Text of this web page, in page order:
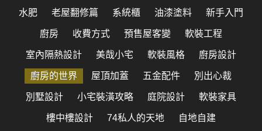
水肥 老屋翻修篇 系統櫃 油漆塗料 新手入門
廚房 收費方式 預售屋客變 軟裝工程
室內隔熱設計 美哉小宅 軟裝風格 廚房設計
廚房的世界 屋頂加蓋 五金配件 別出心裁
別墅設計 小宅裝潢攻略 庭院設計 軟裝家具
樓中樓設計 74私人的天地 自地自建